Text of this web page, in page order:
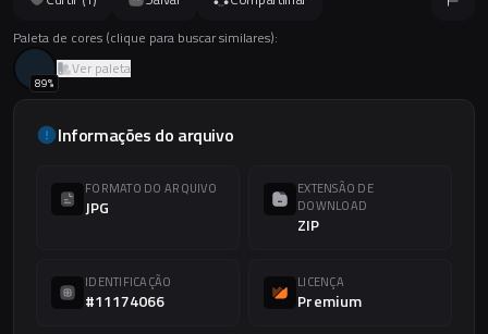
Paleta de cores (clique para buscar similares):
89%
Ver paleta
Informações do arquivo
FORMATO DO ARQUIVO
JPG
EXTENSÃO DE
DOWNLOAD
ZIP
IDENTIFICAÇÃO
#11174066
LICENÇA
Premium